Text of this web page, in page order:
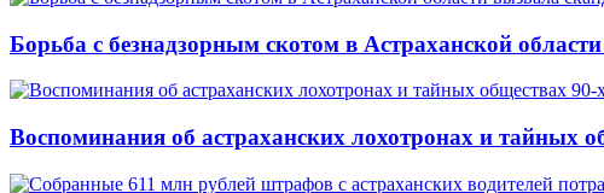
Борьба с безнадзорным скотом в Астраханской
Воспоминания об астраханских лохотронах и тайных